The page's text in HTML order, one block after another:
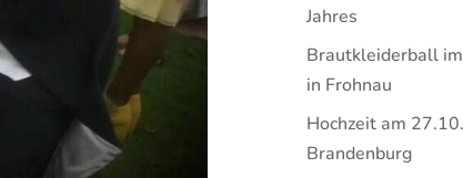
Jahres
Brautkleiderball
in Frohnau
Hochzeit am
Brandenburg